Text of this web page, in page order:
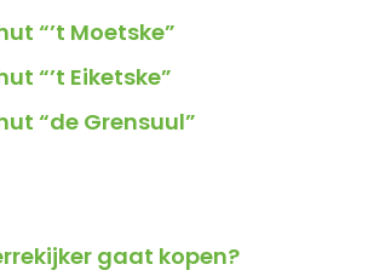
“’t Moetske”
“’t Eiketske”
“de Grensuul”
gaat kopen?